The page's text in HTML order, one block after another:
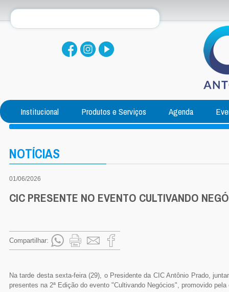
Institucional Produtos e Serviços Agenda
NOTÍCIAS
01/06/2026
CIC PRESENTE NO EVENTO CULTIVANDO
Compartilhar:
Na tarde desta sexta-feira (29), o Presidente da CIC Antônio Prado,
presentes na 2ª Edição do evento "Cultivando Negócios", promovido